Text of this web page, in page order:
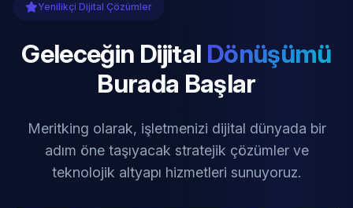
Yenilikçi Dijital Çözümler
Geleceğin Dijital Dönüşümü
Burada Başlar
Meritking olarak, işletmenizi dijital dünyada bir
adım öne taşıyacak stratejik çözümler ve
teknolojik altyapı hizmetleri sunuyoruz.